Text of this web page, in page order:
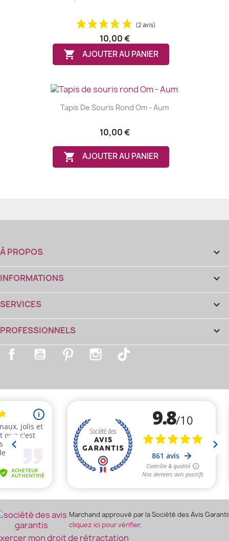
(2 avis)
10,00 €
 AJOUTER AU PANIER
Tapis De Souris Rond Om - Aum
10,00 €
 AJOUTER AU PANIER
À PROPOS 
INFORMATIONS 
SERVICES 
PROFESSIONNELS 
Facebook YouTube Pinterest Instagram
Marchand approuvé par la Société des Avis
cliquez ici pour vérifier.
mon droit de rétractation